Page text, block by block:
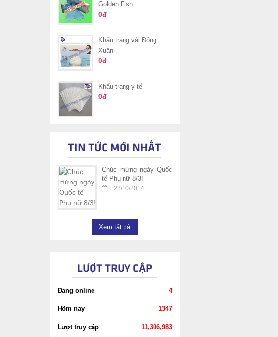
Golden Fish
0đ
Khẩu trang vải Đông
Xuân
0đ
Khẩu trang y tế
0đ
TIN TỨC MỚI NHẤT
Chúc mừng ngày Quốc
tế Phụ nữ 8/3!
28/10/2014
Xem tất cả
LƯỢT TRUY CẬP
Đang online 4
Hôm nay 1347
Lượt truy cập 11,306,983